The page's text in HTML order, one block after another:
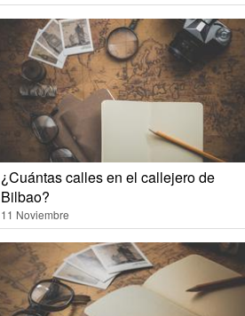
¿Cuántas calles en el callejero de
Bilbao?
11 Noviembre